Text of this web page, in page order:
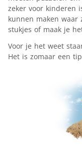
zeker voor kinderen
kunnen maken waar
stukjes of maak je
Voor je het weet
Het is zomaar een